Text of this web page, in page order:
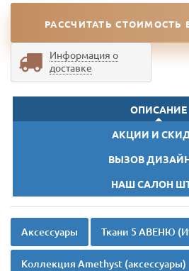
РАССЧИТАТЬ
Информация о
доставке
ОПИСАНИЕ
АКЦИИ И
ВЫЗОВ
НАШ САЛОН
Аксессуары Ткани 5 АВЕНЮ
Коллекция Amethyst (аксессуары)